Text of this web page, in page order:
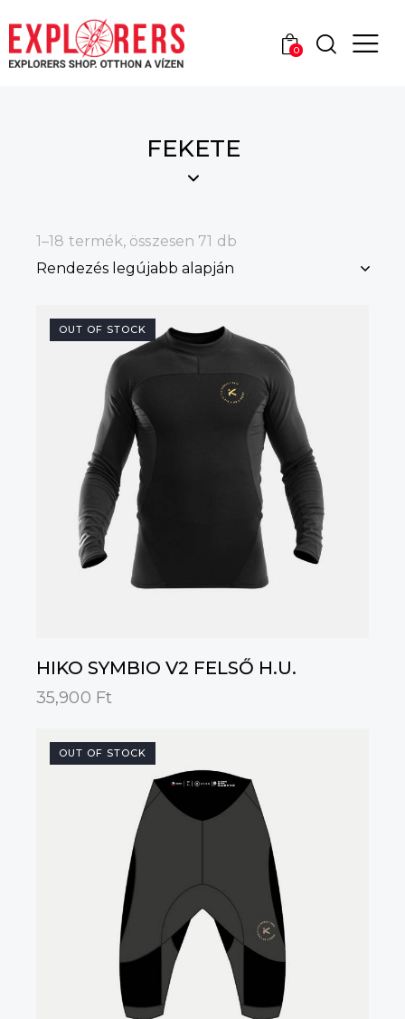
0
FEKETE
1–18 termék, összesen 71 db
OUT OF STOCK
HIKO SYMBIO V2 FELSŐ H.U.
35,900 Ft
OUT OF STOCK